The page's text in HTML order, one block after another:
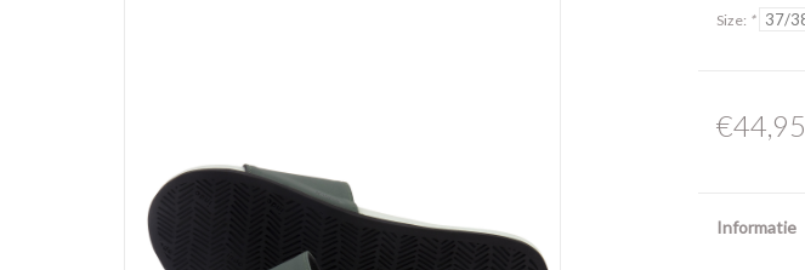
Size: *
€44,95
Informatie